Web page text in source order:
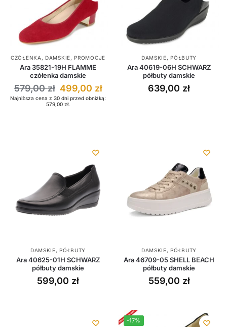
CZÓŁENKA ,DAMSKIE,PROMOCJE
Ara 35821-19H FLAMME
czółenka damskie
579,00zł 499,00 zł
Najniższa cena z 30 dni przed obniżką:
579,00 zł.
DAMSKIE,PÓŁBUTY
Ara 40619-06H SCHWARZ
półbuty damskie
639,00 zł
DAMSKIE,PÓŁBUTY
Ara 40625-01H SCHWARZ
półbuty damskie
599,00 zł
DAMSKIE,PÓŁBUTY
Ara 46709-05 SHELL BEACH
półbuty damskie
559,00 zł
-17%